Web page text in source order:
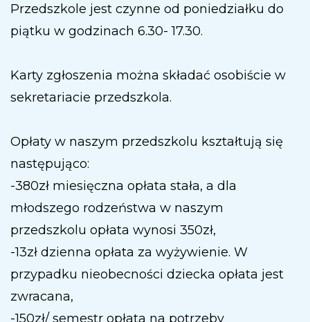
Przedszkole jest czynne od poniedziałku do
piątku w godzinach 6.30- 17.30.
Karty zgłoszenia można składać osobiście w
sekretariacie przedszkola.
Opłaty w naszym przedszkolu kształtują się
następująco:
-380zł miesięczna opłata stała, a dla
młodszego rodzeństwa w naszym
przedszkolu opłata wynosi 350zł,
-13zł dzienna opłata za wyżywienie. W
przypadku nieobecności dziecka opłata jest
zwracana,
-150zł/ semestr opłata na potrzeby